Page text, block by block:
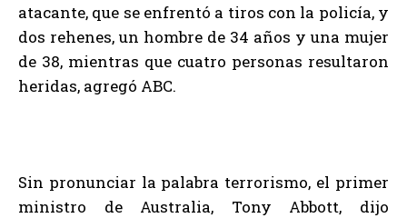
atacante, que se enfrentó a tiros con la policía, y
dos rehenes, un hombre de 34 años y una mujer
de 38, mientras que cuatro personas resultaron
heridas, agregó ABC.
Sin pronunciar la palabra terrorismo, el primer
ministro de Australia, Tony Abbott, dijo